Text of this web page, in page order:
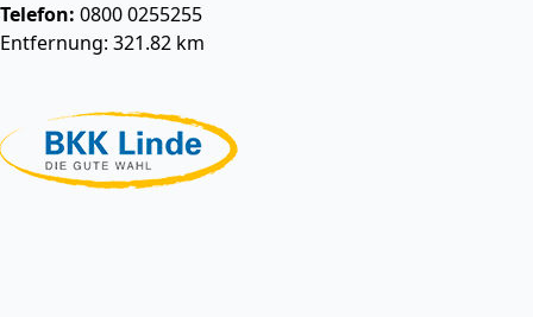
Telefon: 0800 0255255
Entfernung: 321.82 km